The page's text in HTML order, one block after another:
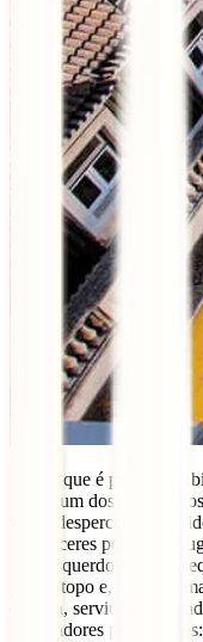
Sabias que é possível
Este é um dos
vezes despercebido
Se desceres pela Rua
lado esquerdo há uma
para o topo e, aí terás
outrora, serviu de
navegadores